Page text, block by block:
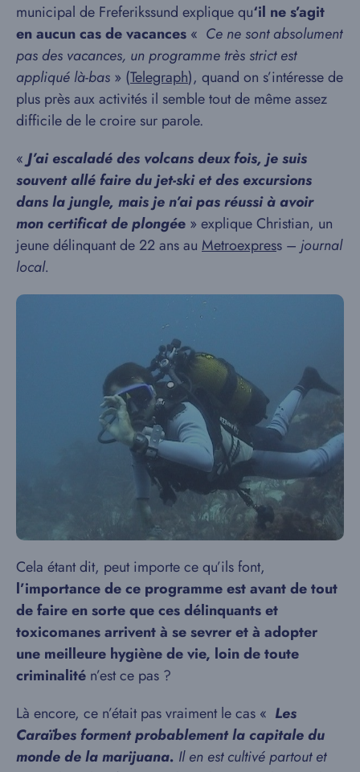
municipal de Freferikssund explique qu‘il ne s’agit
en aucun cas de vacances « Ce ne sont absolument
pas des vacances, un programme très strict est
appliqué là-bas » (Telegraph), quand on s’intéresse de
plus près aux activités il semble tout de même assez
difficile de le croire sur parole.
«J’ai escaladé des volcans deux fois, je suis
souvent allé faire du jet-ski et des excursions
dans la jungle, mais je n’ai pas réussi à avoir
mon certificat de plongée » explique Christian, un
jeune délinquant de 22 ans au Metroexpress – journal
local.
Cela étant dit, peut importe ce qu’ils font,
l’importance de ce programme est avant de tout
de faire en sorte que ces délinquants et
toxicomanes arrivent à se sevrer et à adopter
une meilleure hygiène de vie, loin de toute
criminalité n’est ce pas ?
Là encore, ce n’était pas vraiment le cas « Les
Caraïbes forment probablement la capitale du
monde de la marijuana. Il en est cultivé partout et